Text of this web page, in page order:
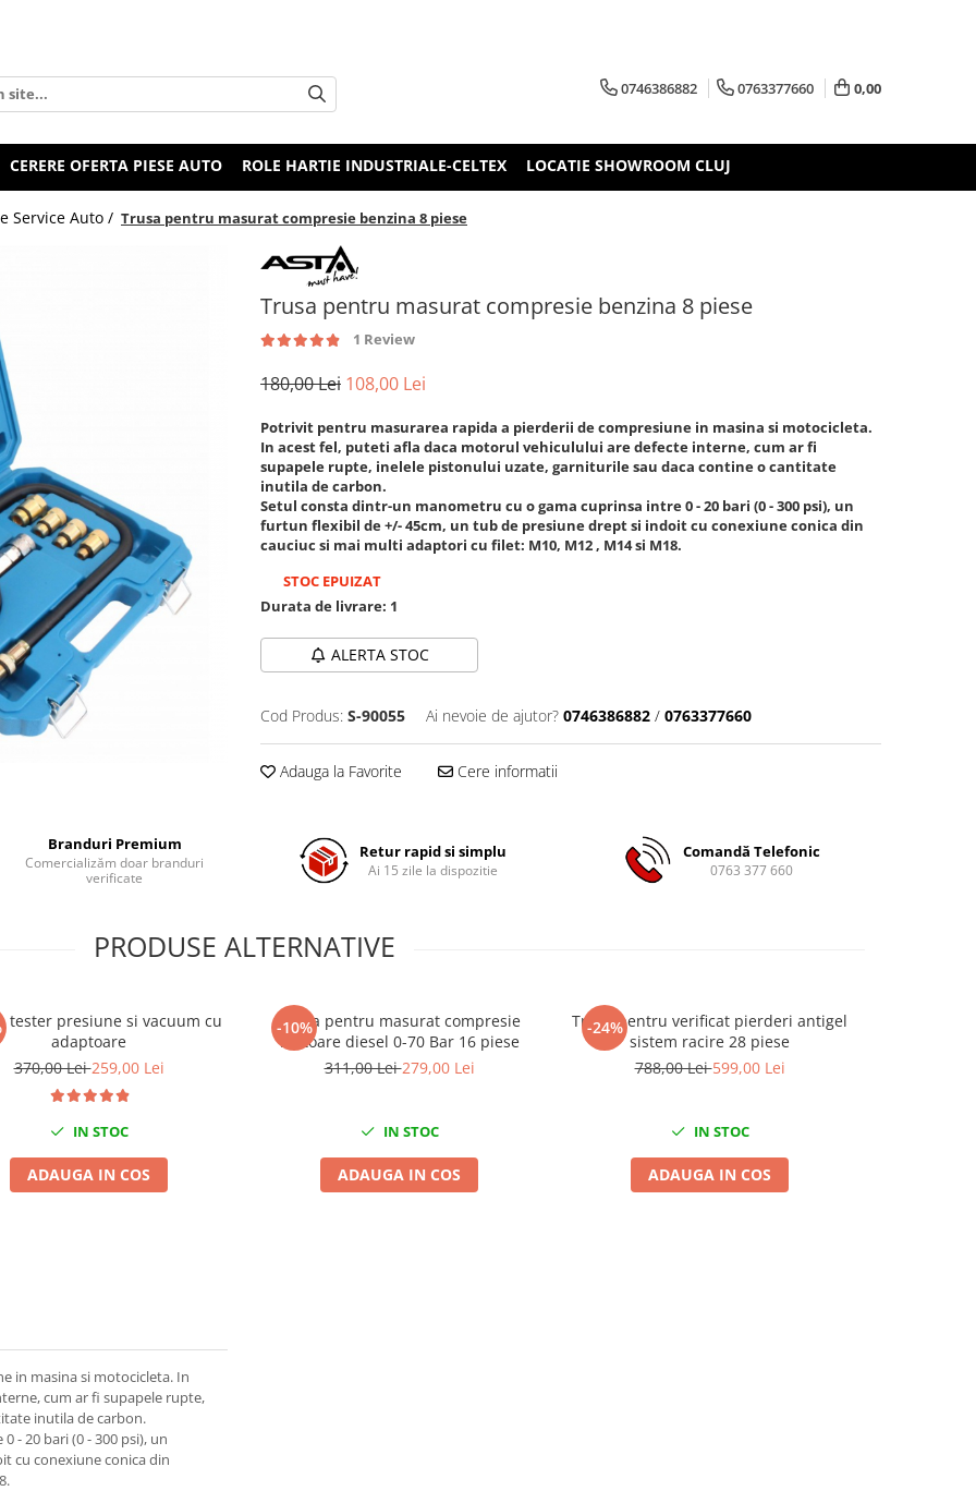
0746386882 0763377660 0,00
CERERE OFERTA PIESE AUTO ROLE HARTIE INDUSTRIALE-CELTEX LOCATIE SHOWROOM CLUJ
Service Auto / Trusa pentru masurat compresie benzina 8 piese
Trusa pentru masurat compresie benzina 8 piese
1 Review
180,00 Lei 108,00 Lei
Potrivit pentru masurarea rapida a pierderii de compresiune in masina si motocicleta.
In acest fel, puteti afla daca motorul vehiculului are defecte interne, cum ar fi
supapele rupte, inelele pistonului uzate, garniturile sau daca contine o cantitate
inutila de carbon.
Setul consta dintr-un manometru cu o gama cuprinsa intre 0 - 20 bari (0 - 300 psi), un
furtun flexibil de +/- 45cm, un tub de presiune drept si indoit cu conexiune conica din
cauciuc si mai multi adaptori cu filet: M10, M12 , M14 si M18.
STOC EPUIZAT
Durata de livrare: 1
ALERTA STOC
Cod Produs: S-90055 Ai nevoie de ajutor? 0746386882 / 0763377660
Adauga la Favorite Cere informatii
Branduri Premium
Comercializăm doar branduri
verificate
Retur rapid si simplu
Ai 15 zile la dispozitie
Comandă Telefonic
0763 377 660
PRODUSE ALTERNATIVE
tester presiune si vacuum cu
adaptoare
370,00 Lei259,00 Lei
IN STOC
ADAUGA IN COS
-10%
Trusa pentru masurat compresie
motoare diesel 0-70 Bar 16 piese
311,00 Lei279,00 Lei
IN STOC
ADAUGA IN COS
-24%
Trusa pentru verificat pierderi antigel
sistem racire 28 piese
788,00 Lei599,00 Lei
IN STOC
ADAUGA IN COS
in masina si motocicleta. In
cum ar fi supapele rupte,
inutila de carbon.
- 20 bari (0 - 300 psi), un
cu conexiune conica din